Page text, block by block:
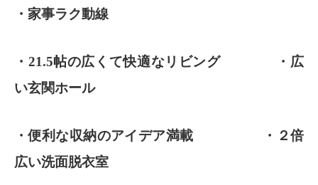
・家事ラク動線
・21.5帖の広くて快適なリビング ・広
い玄関ホール
・便利な収納のアイデア満載 ・２倍
広い洗面脱衣室